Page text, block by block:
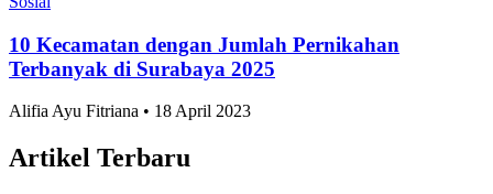
10 Kecamatan dengan Jumlah Pernikahan
Terbanyak di Surabaya 2025
Alifia Ayu Fitriana • 18 April 2023
Artikel Terbaru